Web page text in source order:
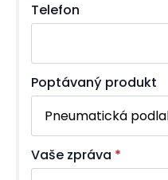
Telefon
Poptávaný produkt
Vaše zpráva *